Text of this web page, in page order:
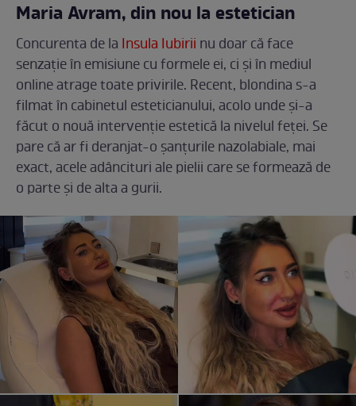
Maria Avram, din nou la estetician
Concurenta de la Insula Iubirii nu doar că face
senzație în emisiune cu formele ei, ci și în mediul
online atrage toate privirile. Recent, blondina s-a
filmat în cabinetul esteticianului, acolo unde și-a
făcut o nouă intervenție estetică la nivelul feței. Se
pare că ar fi deranjat-o șanțurile nazolabiale, mai
exact, acele adâncituri ale pielii care se formează de
o parte și de alta a gurii.